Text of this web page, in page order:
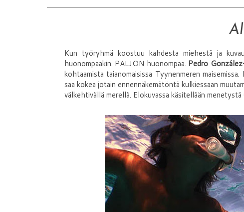
Kun työryhmä koostuu kahdesta miehestä ja
huonompaakin. PALJON huonompaa. Pedro
kohtaamista taianomaisissa Tyynenmeren
saa kokea jotain ennennäkemätöntä kulkiessaan
välkehtivällä merellä. Elokuvassa käsitellään menetystä